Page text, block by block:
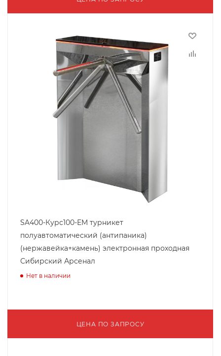
SA400-Курс100-EM турникет
полуавтоматический (антипаника)
(нержавейка+камень) электронная проходная
Сибирский Арсенал
Нет в наличии
ЦЕНА ПО ЗАПРОСУ